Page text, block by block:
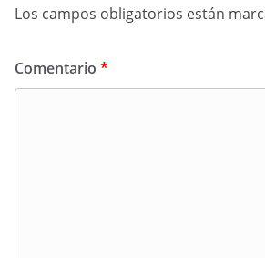
Los campos obligatorios están
Comentario *